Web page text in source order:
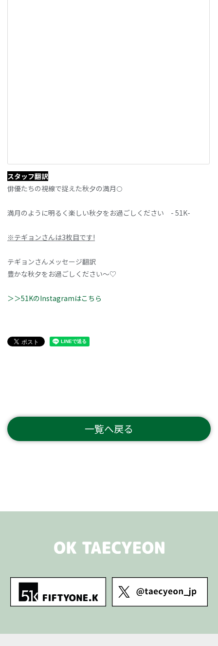
スタッフ翻訳
俳優たちの視線で捉えた秋夕の満月🌕
満月のように明るく楽しい秋夕をお過ごしください - 51K-
※テギョンさんは3枚目です!
テギョンさんメッセージ翻訳
豊かな秋夕をお過ごしください～♡
＞＞51KのInstagramはこちら
一覧へ戻る